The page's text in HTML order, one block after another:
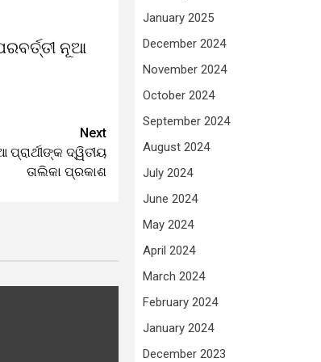
ନୂଆ
Next
ପ୍ରାର୍ଥୀଙ୍କ ଦ୍ୱିତୀୟ
ତାଲିକା ପ୍ରକାଶ
January 2025
December 2024
November 2024
October 2024
September 2024
August 2024
July 2024
June 2024
May 2024
April 2024
March 2024
February 2024
January 2024
December 2023